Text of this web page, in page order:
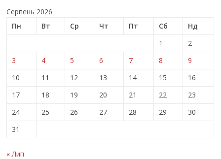
Серпень 2026
Пн
Вт Ср Чт Пт Сб
Нд
1
2
3
4 5 6 7 8
9
10
11 12 13 14 15
16
17
18 19 20 21 22
23
24
25 26 27 28 29
30
31
« Лип